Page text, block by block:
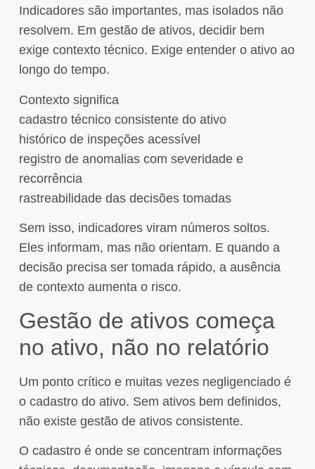
Indicadores são importantes, mas isolados não
resolvem. Em gestão de ativos, decidir bem
exige contexto técnico. Exige entender o ativo ao
longo do tempo.
Contexto significa
cadastro técnico consistente do ativo
histórico de inspeções acessível
registro de anomalias com severidade e
recorrência
rastreabilidade das decisões tomadas
Sem isso, indicadores viram números soltos.
Eles informam, mas não orientam. E quando a
decisão precisa ser tomada rápido, a ausência
de contexto aumenta o risco.
Gestão de ativos começa
no ativo, não no relatório
Um ponto crítico e muitas vezes negligenciado é
o cadastro do ativo. Sem ativos bem definidos,
não existe gestão de ativos consistente.
O cadastro é onde se concentram informações